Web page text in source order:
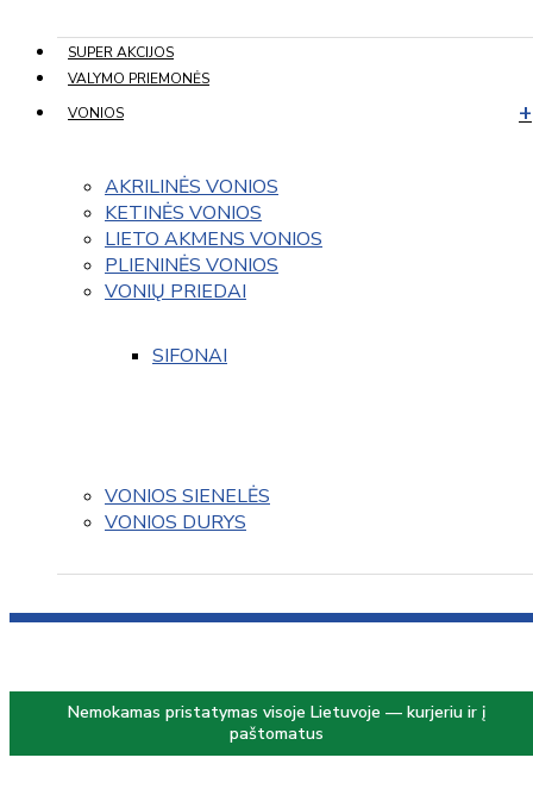
SUPER AKCIJOS
VALYMO PRIEMONĖS
VONIOS
AKRILINĖS VONIOS
KETINĖS VONIOS
LIETO AKMENS VONIOS
PLIENINĖS VONIOS
VONIŲ PRIEDAI
SIFONAI
VONIOS SIENELĖS
VONIOS DURYS
Nemokamas pristatymas visoje Lietuvoje — kurjeriu ir į
paštomatus